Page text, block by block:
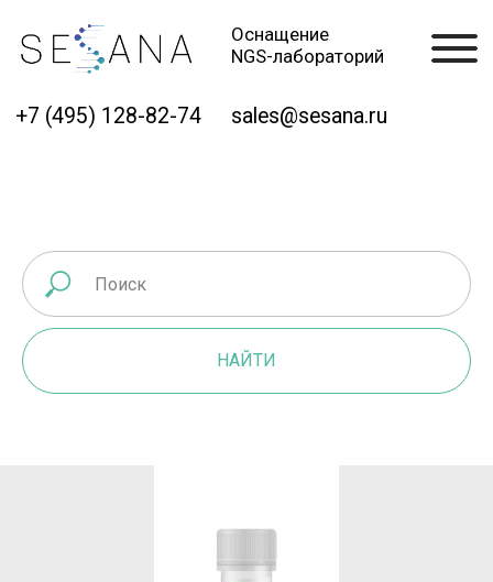
Оснащение
NGS-лабораторий
НАЙТИ